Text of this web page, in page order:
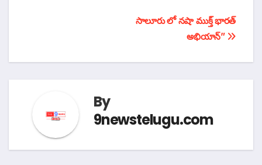
సాలూరు లో నషా ముక్త్ భారత్
అభియాన్”
By
9newstelugu.com